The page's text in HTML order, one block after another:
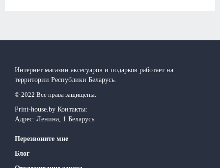
Интернет магазин аксесуаров и подарков работает на
территории Реcпублики Беларусь.
© 2022 Все права защищены.
Print-house.by Контакты:
Адрес: Ленина, 1 Беларусь
Перезвоните мне
Блог